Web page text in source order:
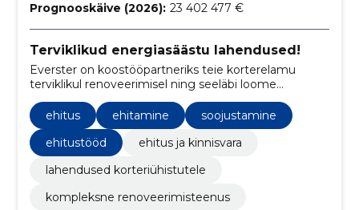
Prognooskäive (2026): 23 402 477 €
Terviklikud energiasäästu lahendused!
Everster on koostööpartneriks teie korterelamu
terviklikul renoveerimisel ning seeläbi loome
energiasäästliku ja kaunima elukeskkonna. Meie
tegevusaladeks on rekonstrueerimine, kortermajade
renoveerimine ja fassaaditööd.
ehitus ehitamine
soojustamine
ehitustööd
ehitus ja kinnisvara
lahendused korteriühistutele
kompleksne renoveerimisteenus